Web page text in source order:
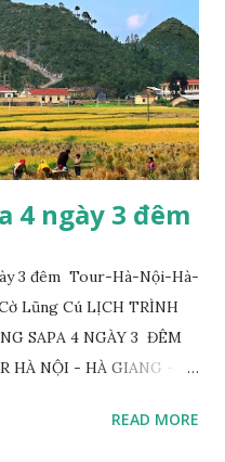
4 ngày 3 đêm
3 đêm Tour-Hà-Nội-Hà-
Lũng Cú LỊCH TRÌNH
SAPA 4 NGÀY 3 ĐÊM
HÀ NỘI - HÀ GIANG -
đưa quý khách đi dùng
READ MORE